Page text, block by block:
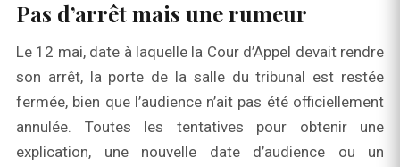
Pas d’arrêt mais une rumeur
Le 12 mai, date à laquelle la Cour d’Appel devait rendre
son arrêt, la porte de la salle du tribunal est restée
fermée, bien que l’audience n’ait pas été officiellement
annulée. Toutes les tentatives pour obtenir une
explication, une nouvelle date d’audience ou un